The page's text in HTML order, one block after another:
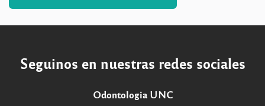
Seguinos en nuestras redes sociales
Odontologia UNC